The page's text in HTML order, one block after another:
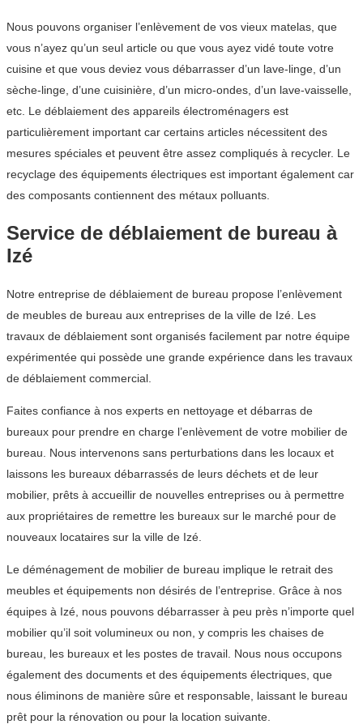
Nous pouvons organiser l’enlèvement de vos vieux matelas, que
vous n’ayez qu’un seul article ou que vous ayez vidé toute votre
cuisine et que vous deviez vous débarrasser d’un lave-linge, d’un
sèche-linge, d’une cuisinière, d’un micro-ondes, d’un lave-vaisselle,
etc. Le déblaiement des appareils électroménagers est
particulièrement important car certains articles nécessitent des
mesures spéciales et peuvent être assez compliqués à recycler. Le
recyclage des équipements électriques est important également car
des composants contiennent des métaux polluants.
Service de déblaiement de bureau à
Izé
Notre entreprise de déblaiement de bureau propose l’enlèvement
de meubles de bureau aux entreprises de la ville de Izé. Les
travaux de déblaiement sont organisés facilement par notre équipe
expérimentée qui possède une grande expérience dans les travaux
de déblaiement commercial.
Faites confiance à nos experts en nettoyage et débarras de
bureaux pour prendre en charge l’enlèvement de votre mobilier de
bureau. Nous intervenons sans perturbations dans les locaux et
laissons les bureaux débarrassés de leurs déchets et de leur
mobilier, prêts à accueillir de nouvelles entreprises ou à permettre
aux propriétaires de remettre les bureaux sur le marché pour de
nouveaux locataires sur la ville de Izé.
Le déménagement de mobilier de bureau implique le retrait des
meubles et équipements non désirés de l’entreprise. Grâce à nos
équipes à Izé, nous pouvons débarrasser à peu près n’importe quel
mobilier qu’il soit volumineux ou non, y compris les chaises de
bureau, les bureaux et les postes de travail. Nous nous occupons
également des documents et des équipements électriques, que
nous éliminons de manière sûre et responsable, laissant le bureau
prêt pour la rénovation ou pour la location suivante.